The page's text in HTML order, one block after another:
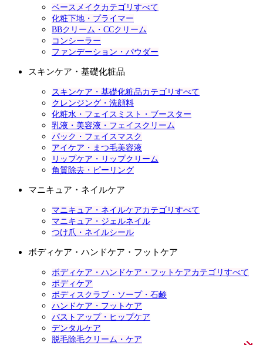
ベースメイクカテゴリすべて
化粧下地・プライマー
BBクリーム・CCクリーム
コンシーラー
ファンデーション・パウダー
スキンケア・基礎化粧品
スキンケア・基礎化粧品カテゴリすべて
クレンジング・洗顔料
化粧水・フェイスミスト・ブースター
乳液・美容液・フェイスクリーム
パック・フェイスマスク
アイケア・まつ毛美容液
リップケア・リップクリーム
角質除去・ピーリング
マニキュア・ネイルケア
マニキュア・ネイルケアカテゴリすべて
マニキュア・ジェルネイル
つけ爪・ネイルシール
ボディケア・ハンドケア・フットケア
ボディケア・ハンドケア・フットケアカテゴリすべて
ボディケア
ボディスクラブ・ソープ・石鹸
ハンドケア・フットケア
バストアップ・ヒップケア
デンタルケア
脱毛除毛クリーム・ケア